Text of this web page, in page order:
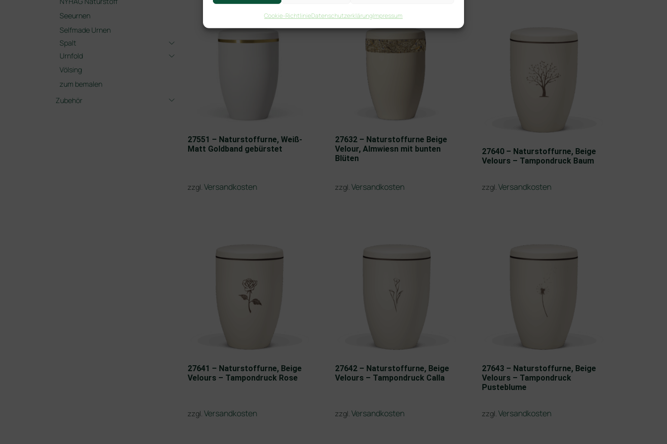
Cookie-RichtlinieDatenschutzerklärungImpressum
27551 – Naturstoffurne, Weiß-
Matt Goldband gebürstet
zzgl. Versandkosten
27632 – Naturstoffurne Beige
Velour, Almwiesn mit bunten
Blüten
zzgl. Versandkosten
27640 – Naturstoffurne, Beige
Velours – Tampondruck Baum
zzgl.Versandkosten
27641 – Naturstoffurne, Beige
Velours – Tampondruck Rose
zzgl. Versandkosten
27642 – Naturstoffurne, Beige
Velours – Tampondruck Calla
zzgl. Versandkosten
27643 – Naturstoffurne, Beige
Velours – Tampondruck
Pusteblume
zzgl.Versandkosten
Seeurnen
Selfmade Urnen
Spalt
Urnfold
Völsing
zum bemalen
Zubehör